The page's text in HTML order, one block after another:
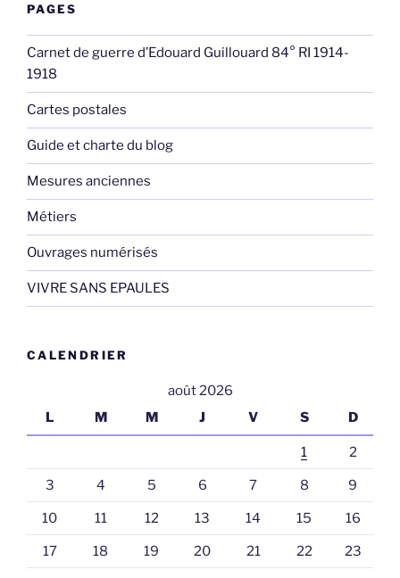
PAGES
Carnet de guerre d’Edouard Guillouard 84° RI 1914-
1918
Cartes postales
Guide et charte du blog
Mesures anciennes
Métiers
Ouvrages numérisés
VIVRE SANS EPAULES
CALENDRIER
août 2026
L
M M J V S D
1 2
3 4 5 6 7 8 9
10 11 12 13 14 15 16
17 18 19 20 21 22 23